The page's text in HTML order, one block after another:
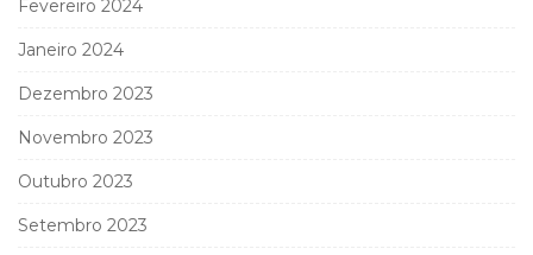
Fevereiro 2024
Janeiro 2024
Dezembro 2023
Novembro 2023
Outubro 2023
Setembro 2023